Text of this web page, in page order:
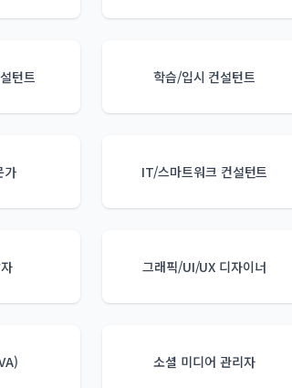
턴트 학습/입시 컨설턴트
가 IT/스마트워크 컨설턴트
그래픽/UI/UX 디자이너
소셜 미디어 관리자